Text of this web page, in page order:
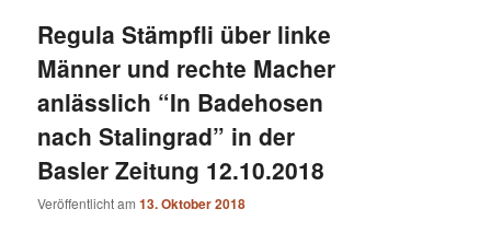
Regula Stämpfli über linke
Männer und rechte Macher
anlässlich “In Badehosen
nach Stalingrad” in der
Basler Zeitung 12.10.2018
Veröffentlicht am13. Oktober 2018